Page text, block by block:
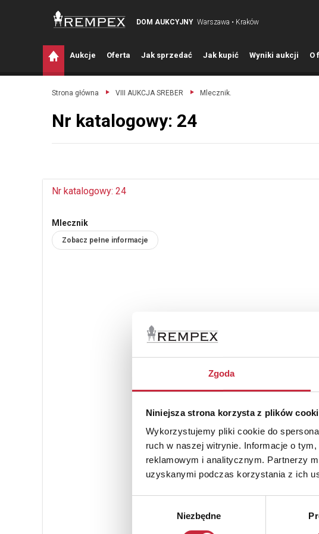
Zgoda
Niniejsza strona korzysta z plików
Wykorzystujemy pliki cookie do
ruch w naszej witrynie. Informacje o
reklamowym i analitycznym. Partnerzy
uzyskanymi podczas korzystania z ich
Niezbędne
DOM AUKCYJNY Warszawa • Kraków
Aukcje Oferta Jak sprzedać Jak kupić Wyniki aukcji O
Strona główna VIII AUKCJA SREBER Mlecznik.
Nr katalogowy: 24
Nr katalogowy: 24
Mlecznik
Zobacz pełne informacje